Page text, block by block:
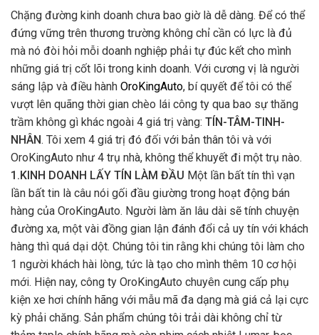
Chặng đường kinh doanh chưa bao giờ là dễ dàng. Để có thể
đứng vững trên thương trường không chỉ cần có lực là đủ
mà nó đòi hỏi mỗi doanh nghiệp phải tự đúc kết cho mình
những giá trị cốt lõi trong kinh doanh. Với cương vị là người
sáng lập và điều hành OroKingAuto, bí quyết để tôi có thể
vượt lên quãng thời gian chèo lái công ty qua bao sự thăng
trầm không gì khác ngoài 4 giá trị vàng: TÍN-TÂM-TINH-
NHÂN. Tôi xem 4 giá trị đó đối với bản thân tôi và với
OroKingAuto như 4 trụ nhà, không thể khuyết đi một trụ nào.
1.KINH DOANH LẤY TÍN LÀM ĐẦU Một lần bất tín thì vạn
lần bất tin là câu nói gối đầu giường trong hoạt động bán
hàng của OroKingAuto. Người làm ăn lâu dài sẽ tính chuyện
đường xa, một vài đồng gian lận đánh đổi cả uy tín với khách
hàng thì quá dại dột. Chúng tôi tin rằng khi chúng tôi làm cho
1 người khách hài lòng, tức là tạo cho mình thêm 10 cơ hội
mới. Hiện nay, công ty OroKingAuto chuyên cung cấp phụ
kiện xe hơi chính hãng với mẫu mã đa dạng mà giá cả lại cực
kỳ phải chăng. Sản phẩm chúng tôi trải dài không chỉ từ